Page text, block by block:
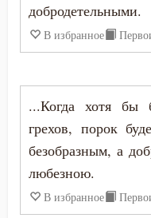
Ненависть
Нерадение
Нечувствие
Обида
Обличение
Общение
добродетельными.
В избранное
...Когда хотя бы
грехов, порок
безобразным, а
любезною.
В избранное